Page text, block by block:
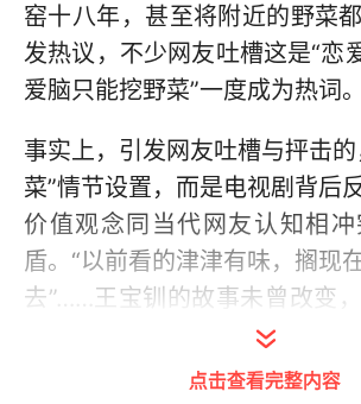
窑十八年，甚至将附近的野菜
发热议，不少网友吐槽这是“恋
爱脑只能挖野菜”一度成为热词。
事实上，引发网友吐槽与抨击
菜”情节设置，而是电视剧背后
价值观念同当代网友认知相
盾。“以前看的津津有味，搁现
去”……王宝钏的故事未曾改变
以及当代人心境。如今的知识
无法顺理成章的接受情节并歌
点击查看完整内容